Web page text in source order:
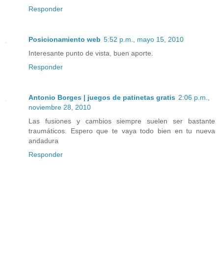
Responder
Posicionamiento web 5:52 p.m., mayo 15, 2010
Interesante punto de vista, buen aporte.
Responder
Antonio Borges | juegos de patinetas gratis 2:06 p.m.,
noviembre 28, 2010
Las fusiones y cambios siempre suelen ser bastante
traumáticos. Espero que te vaya todo bien en tu nueva
andadura
Responder